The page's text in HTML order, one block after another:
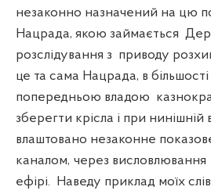
незаконно назначений на цю
Нацрада, якою займається
розслідування з приводу
це та сама Нацрада, в більшості
попередньою владою
зберегти крісла і при нинішній
влаштовано незаконне
каналом, через висловлювання
ефірі.
Наведу приклад моїх